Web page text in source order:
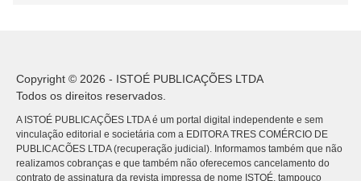
Copyright © 2026 - ISTOÉ PUBLICAÇÕES LTDA
Todos os direitos reservados.
A ISTOÉ PUBLICAÇÕES LTDA é um portal digital independente e sem
vinculação editorial e societária com a EDITORA TRES COMÉRCIO DE
PUBLICACÕES LTDA (recuperação judicial). Informamos também que não
realizamos cobranças e que também não oferecemos cancelamento do
contrato de assinatura da revista impressa de nome ISTOÉ, tampouco